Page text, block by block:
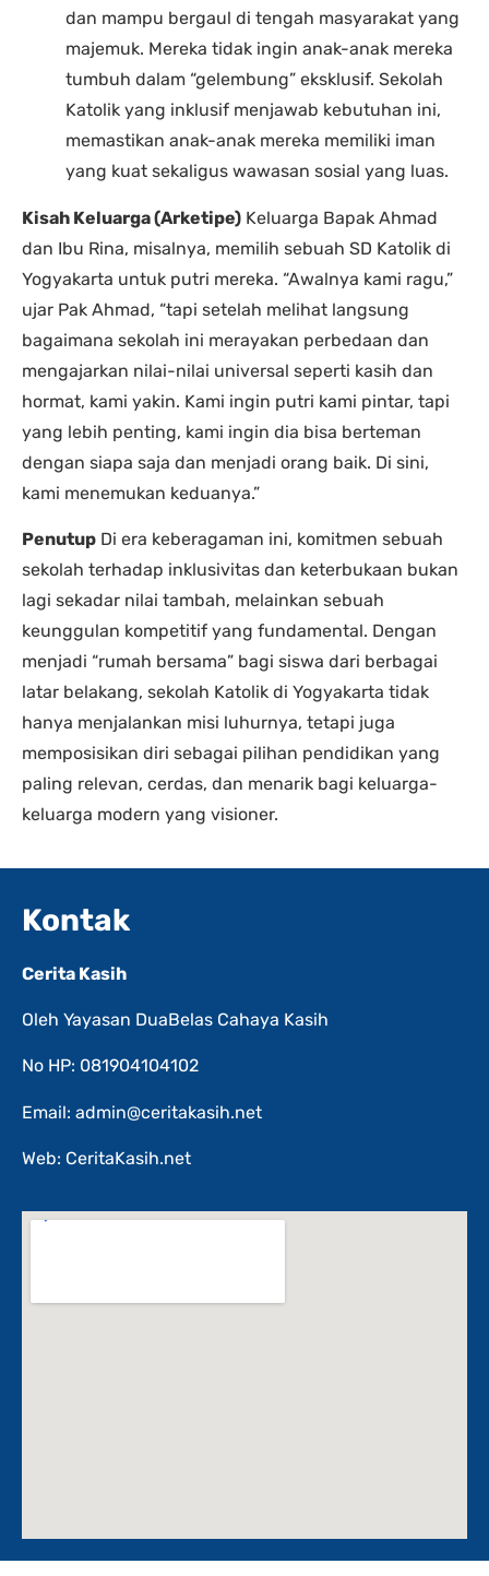
dan mampu bergaul di tengah masyarakat yang
majemuk. Mereka tidak ingin anak-anak mereka
tumbuh dalam “gelembung” eksklusif. Sekolah
Katolik yang inklusif menjawab kebutuhan ini,
memastikan anak-anak mereka memiliki iman
yang kuat sekaligus wawasan sosial yang luas.
Kisah Keluarga (Arketipe) Keluarga Bapak Ahmad
dan Ibu Rina, misalnya, memilih sebuah SD Katolik di
Yogyakarta untuk putri mereka. “Awalnya kami ragu,”
ujar Pak Ahmad, “tapi setelah melihat langsung
bagaimana sekolah ini merayakan perbedaan dan
mengajarkan nilai-nilai universal seperti kasih dan
hormat, kami yakin. Kami ingin putri kami pintar, tapi
yang lebih penting, kami ingin dia bisa berteman
dengan siapa saja dan menjadi orang baik. Di sini,
kami menemukan keduanya.”
Penutup Di era keberagaman ini, komitmen sebuah
sekolah terhadap inklusivitas dan keterbukaan bukan
lagi sekadar nilai tambah, melainkan sebuah
keunggulan kompetitif yang fundamental. Dengan
menjadi “rumah bersama” bagi siswa dari berbagai
latar belakang, sekolah Katolik di Yogyakarta tidak
hanya menjalankan misi luhurnya, tetapi juga
memposisikan diri sebagai pilihan pendidikan yang
paling relevan, cerdas, dan menarik bagi keluarga-
keluarga modern yang visioner.
Kontak
Cerita Kasih
Oleh Yayasan DuaBelas Cahaya Kasih
No HP: 081904104102
Email: admin@ceritakasih.net
Web: CeritaKasih.net